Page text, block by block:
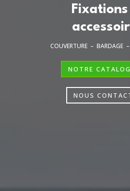
COUVERTURE – BARDAGE
NOTRE
NOUS